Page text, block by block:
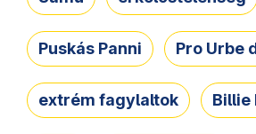
Puskás Panni Pro Urbe
extrém fagylaltok Billie